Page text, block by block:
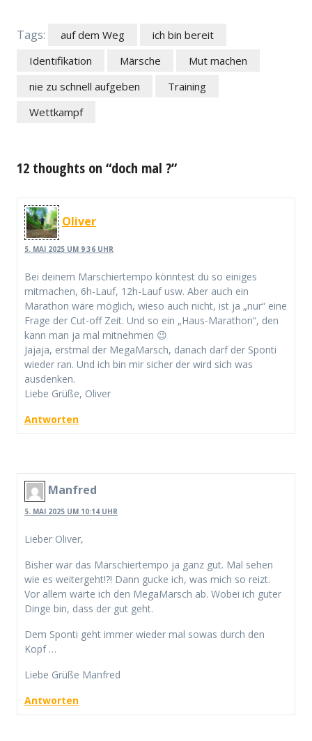
Tags: auf dem Weg
ich bin bereit
Identifikation
Märsche
Mut machen
nie zu schnell aufgeben
Training
Wettkampf
12 thoughts on “doch mal ?”
Oliver
5. MAI 2025 UM 9:36 UHR
Bei deinem Marschiertempo könntest du so einiges
mitmachen, 6h-Lauf, 12h-Lauf usw. Aber auch ein
Marathon wäre möglich, wieso auch nicht, ist ja „nur“ eine
Frage der Cut-off Zeit. Und so ein „Haus-Marathon“, den
kann man ja mal mitnehmen 😉
Jajaja, erstmal der MegaMarsch, danach darf der Sponti
wieder ran. Und ich bin mir sicher der wird sich was
ausdenken.
Liebe Grüße, Oliver
Antworten
Manfred
5. MAI 2025 UM 10:14 UHR
Lieber Oliver,
Bisher war das Marschiertempo ja ganz gut. Mal sehen
wie es weitergeht!?! Dann gucke ich, was mich so reizt.
Vor allem warte ich den MegaMarsch ab. Wobei ich guter
Dinge bin, dass der gut geht.
Dem Sponti geht immer wieder mal sowas durch den
Kopf …
Liebe Grüße Manfred
Antworten